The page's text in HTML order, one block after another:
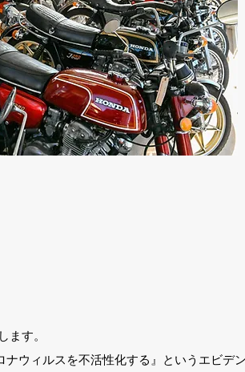
ます。
ウィルスを不活性化する』というエビデ